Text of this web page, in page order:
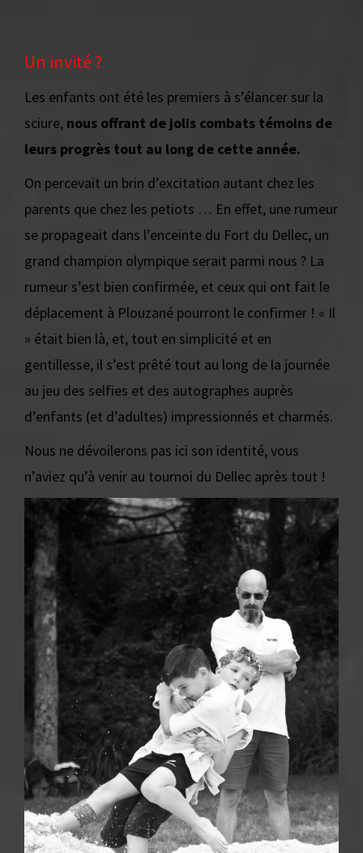
Un invité ?
Les enfants ont été les premiers à s’élancer sur la
sciure, nous offrant de jolis combats témoins de
leurs progrès tout au long de cette année.
On percevait un brin d’excitation autant chez les
parents que chez les petiots … En effet, une rumeur
se propageait dans l’enceinte du Fort du Dellec, un
grand champion olympique serait parmi nous ? La
rumeur s’est bien confirmée, et ceux qui ont fait le
déplacement à Plouzané pourront le confirmer ! « Il
» était bien là, et, tout en simplicité et en
gentillesse, il s’est prêté tout au long de la journée
au jeu des selfies et des autographes auprès
d’enfants (et d’adultes) impressionnés et charmés.
Nous ne dévoilerons pas ici son identité, vous
n’aviez qu’à venir au tournoi du Dellec après tout !